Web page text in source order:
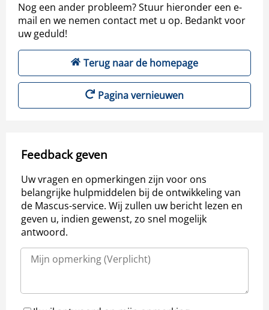
Nog een ander probleem? Stuur hieronder een e-
mail en we nemen contact met u op. Bedankt voor
uw geduld!
Terug naar de homepage
Pagina vernieuwen
Feedback geven
Uw vragen en opmerkingen zijn voor ons
belangrijke hulpmiddelen bij de ontwikkeling van
de Mascus-service. Wij zullen uw bericht lezen en
geven u, indien gewenst, zo snel mogelijk
antwoord.